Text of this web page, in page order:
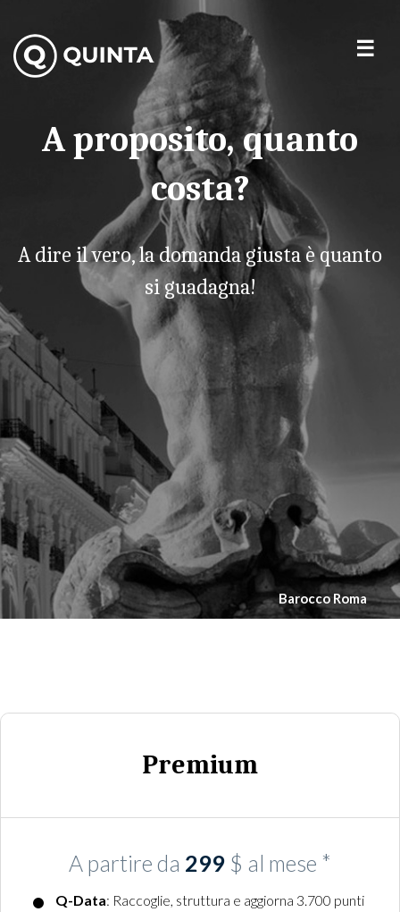
A proposito, quanto
costa?
A dire il vero, la domanda giusta è quanto
si guadagna!
Barocco Roma
Premium
A partire da 299 $ al mese *
Q-Data: Raccoglie, struttura e aggiorna 3.700 punti